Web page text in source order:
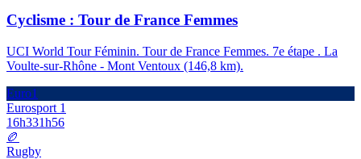
Cyclisme : Tour de France Femmes
UCI World Tour Féminin. Tour de France Femmes. 7e étape . La
Voulte-sur-Rhône - Mont Ventoux (146,8 km).
Euro1
Eurosport 1
16h331h56
🏉
Rugby